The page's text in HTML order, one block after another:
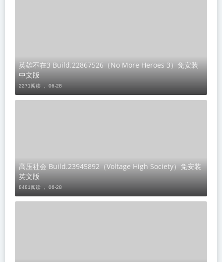
英雄不在3 Build.22867526（No More Heroes 3）免安装
中文版
2271阅读 ， 06-28
高压社会 Build.23945892（Voltage High Society）免安装
英文版
8481阅读 ， 06-28